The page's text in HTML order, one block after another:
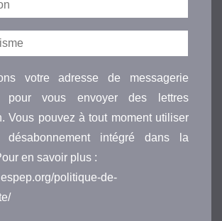
votre adresse de messagerie
pour vous envoyer des lettres
Vous pouvez à tout moment utiliser
intégré dans la
en savoir plus :
politique-de-